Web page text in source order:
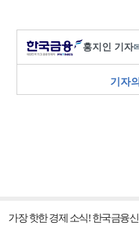
홍지인 기자
기자
가장 핫한 경제 소식! 한국금융